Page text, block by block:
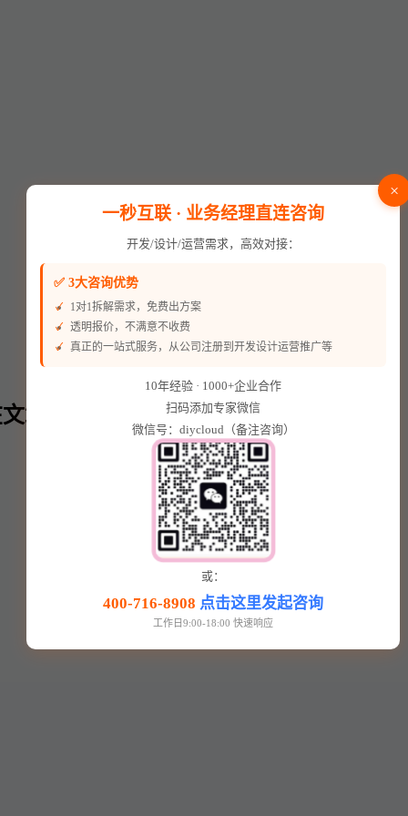
章内⬇️
×
一秒互联 · 业务经理直连咨询
开发/设计/运营需求，高效对接：
✅ 3大咨询优势
1对1拆解需求，免费出方案
透明报价，不满意不收费
真正的一站式服务，从公司注册到开发设计运营推广等
10年经验 · 1000+企业合作
扫码添加专家微信
微信号：diycloud（备注咨询）
或：
400-716-8908 点击这里发起咨询
工作日9:00-18:00 快速响应